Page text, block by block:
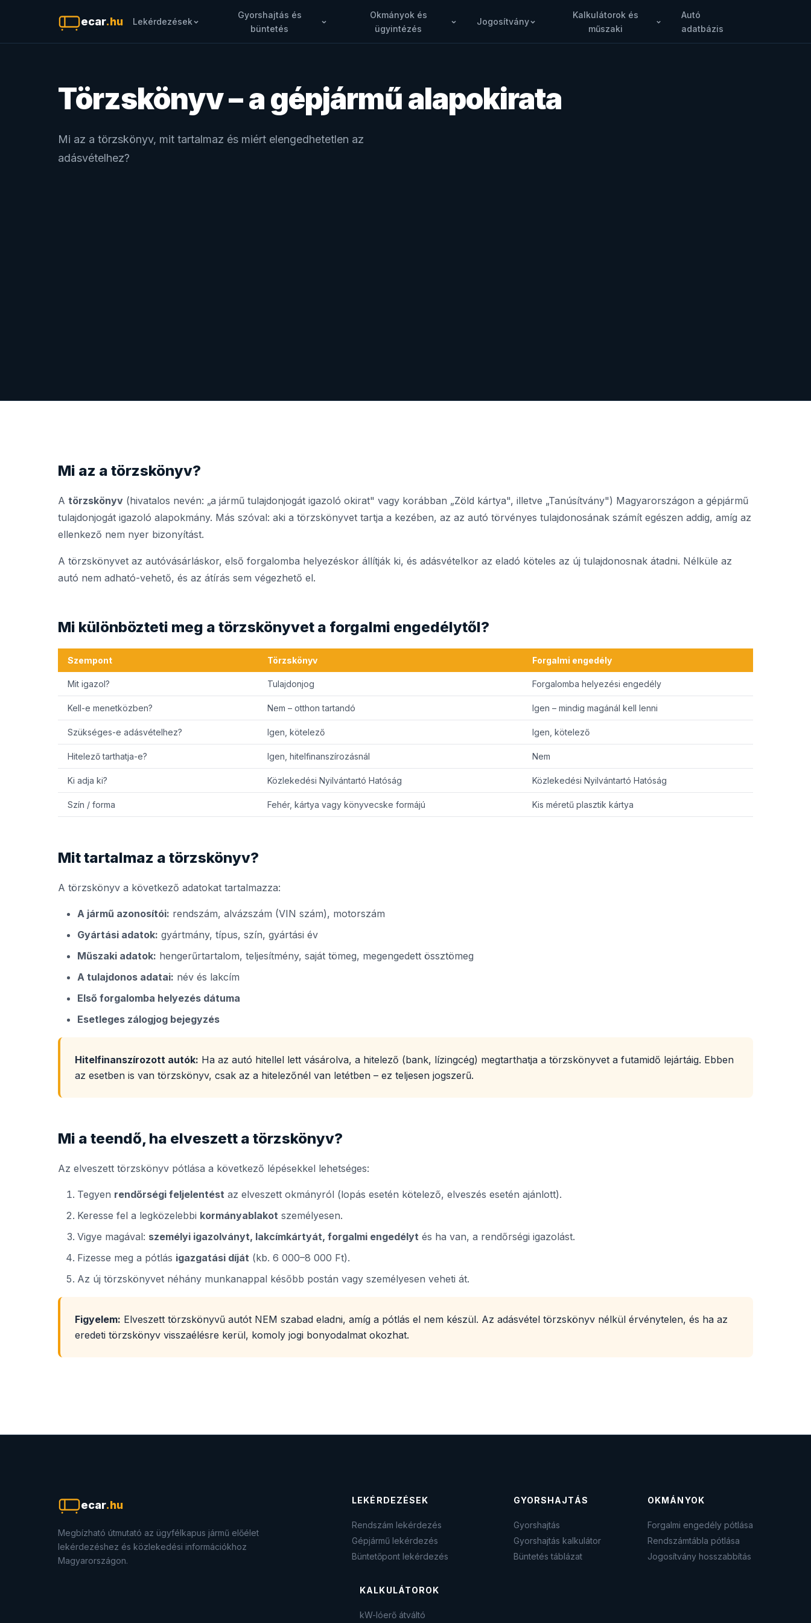
ecar.hu Lekérdezések
Gyorshajtás és
büntetés
Okmányok és
ügyintézés
Jogosítvány
Kalkulátorok és
műszaki
Autó
adatbázis
Törzskönyv – a gépjármű alapokirata
Mi az a törzskönyv, mit tartalmaz és miért elengedhetetlen az
adásvételhez?
Mi az a törzskönyv?
A törzskönyv (hivatalos nevén: „a jármű tulajdonjogát igazoló okirat" vagy korábban „Zöld kártya", illetve „Tanúsítvány") Magyarországon a gépjármű
tulajdonjogát igazoló alapokmány. Más szóval: aki a törzskönyvet tartja a kezében, az az autó törvényes tulajdonosának számít egészen addig, amíg az
ellenkező nem nyer bizonyítást.
A törzskönyvet az autóvásárláskor, első forgalomba helyezéskor állítják ki, és adásvételkor az eladó köteles az új tulajdonosnak átadni. Nélküle az
autó nem adható-vehető, és az átírás sem végezhető el.
Mi különbözteti meg a törzskönyvet a forgalmi engedélytől?
Szempont Törzskönyv Forgalmi engedély
Mit igazol? Tulajdonjog Forgalomba helyezési engedély
Kell-e menetközben? Nem – otthon tartandó Igen – mindig magánál kell lenni
Szükséges-e adásvételhez? Igen, kötelező Igen, kötelező
Hitelező tarthatja-e? Igen, hitelfinanszírozásnál Nem
Ki adja ki? Közlekedési Nyilvántartó Hatóság Közlekedési Nyilvántartó Hatóság
Szín / forma Fehér, kártya vagy könyvecske formájú Kis méretű plasztik kártya
Mit tartalmaz a törzskönyv?
A törzskönyv a következő adatokat tartalmazza:
A jármű azonosítói: rendszám, alvázszám (VIN szám), motorszám
Gyártási adatok: gyártmány, típus, szín, gyártási év
Műszaki adatok: hengerűrtartalom, teljesítmény, saját tömeg, megengedett össztömeg
A tulajdonos adatai: név és lakcím
Első forgalomba helyezés dátuma
Esetleges zálogjog bejegyzés
Hitelfinanszírozott autók: Ha az autó hitellel lett vásárolva, a hitelező (bank, lízingcég) megtarthatja a törzskönyvet a futamidő lejártáig. Ebben
az esetben is van törzskönyv, csak az a hitelezőnél van letétben – ez teljesen jogszerű.
Mi a teendő, ha elveszett a törzskönyv?
Az elveszett törzskönyv pótlása a következő lépésekkel lehetséges:
Tegyen rendőrségi feljelentést az elveszett okmányról (lopás esetén kötelező, elveszés esetén ajánlott).
Keresse fel a legközelebbi kormányablakot személyesen.
Vigye magával: személyi igazolványt, lakcímkártyát, forgalmi engedélyt és ha van, a rendőrségi igazolást.
Fizesse meg a pótlás igazgatási díját (kb. 6 000–8 000 Ft).
Az új törzskönyvet néhány munkanappal később postán vagy személyesen veheti át.
Figyelem: Elveszett törzskönyvű autót NEM szabad eladni, amíg a pótlás el nem készül. Az adásvétel törzskönyv nélkül érvénytelen, és ha az
eredeti törzskönyv visszaélésre kerül, komoly jogi bonyodalmat okozhat.
ecar.hu
Megbízható útmutató az ügyfélkapus jármű előélet
lekérdezéshez és közlekedési információkhoz
Magyarországon.
LEKÉRDEZÉSEK
Rendszám lekérdezés
Gépjármű lekérdezés
Büntetőpont lekérdezés
GYORSHAJTÁS
Gyorshajtás
Gyorshajtás kalkulátor
Büntetés táblázat
OKMÁNYOK
Forgalmi engedély pótlása
Rendszámtábla pótlása
Jogosítvány hosszabbítás
KALKULÁTOROK
kW-lóerő átváltó